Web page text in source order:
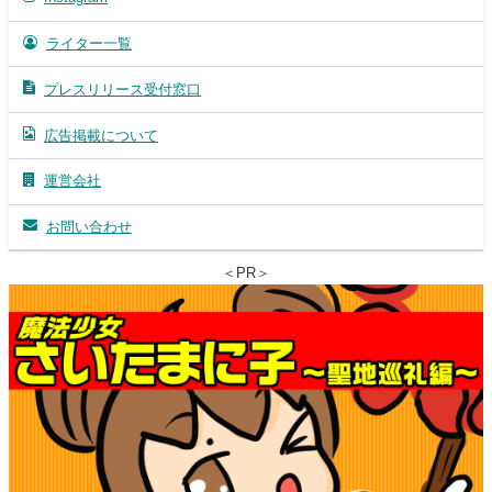
ライター一覧
プレスリリース受付窓口
広告掲載について
運営会社
お問い合わせ
＜PR＞